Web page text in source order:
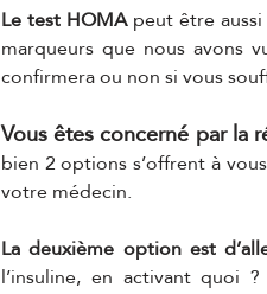
Le test HOMA peut être
marqueurs que nous avons
confirmera ou non si vous
Vous êtes concerné par la
bien 2 options s’offrent à
votre médecin.
La deuxième option est
l’insuline, en activant quoi